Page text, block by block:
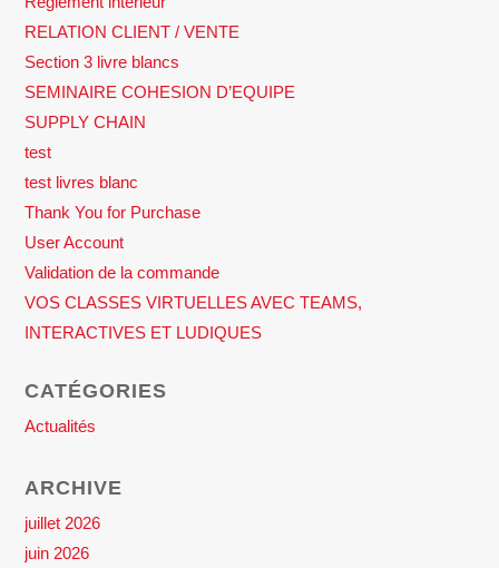
RELATION CLIENT / VENTE
Section 3 livre blancs
SEMINAIRE COHESION D’EQUIPE
SUPPLY CHAIN
test
test livres blanc
Thank You for Purchase
User Account
Validation de la commande
VOS CLASSES VIRTUELLES AVEC TEAMS,
INTERACTIVES ET LUDIQUES
CATÉGORIES
Actualités
ARCHIVE
juillet 2026
juin 2026